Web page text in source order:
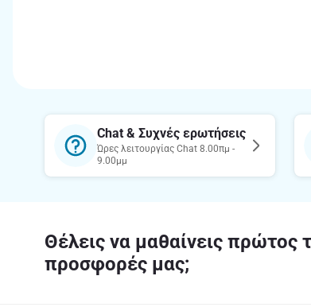
Chat & Συχνές ερωτήσεις
Ώρες λειτουργίας Chat 8.00πμ -
9.00μμ
Θέλεις να μαθαίνεις πρώτος
προσφορές μας;